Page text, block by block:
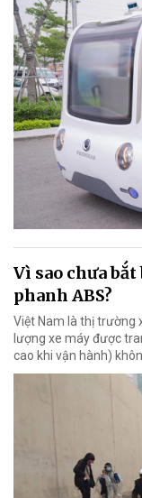
Vì sao chưa
phanh ABS?
Việt Nam là thị trường
lượng xe máy được
cao khi vận hành)